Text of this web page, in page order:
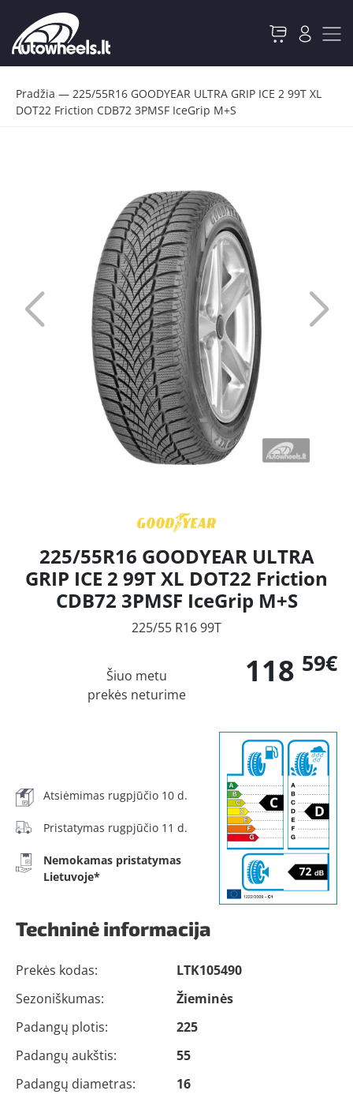
Pradžia — 225/55R16 GOODYEAR ULTRA GRIP ICE 2 99T XL
DOT22 Friction CDB72 3PMSF IceGrip M+S
225/55R16 GOODYEAR ULTRA
GRIP ICE 2 99T XL DOT22 Friction
CDB72 3PMSF IceGrip M+S
225/55 R16 99T
118 59€
Šiuo metu
prekės neturime
Atsiėmimas rugpjūčio 10 d.
Pristatymas rugpjūčio 11 d.
Nemokamas pristatymas
Lietuvoje*
Techninė informacija
Prekės kodas:
LTK105490
Sezoniškumas:
Žieminės
Padangų plotis:
225
Padangų aukštis:
55
Padangų diametras:
16